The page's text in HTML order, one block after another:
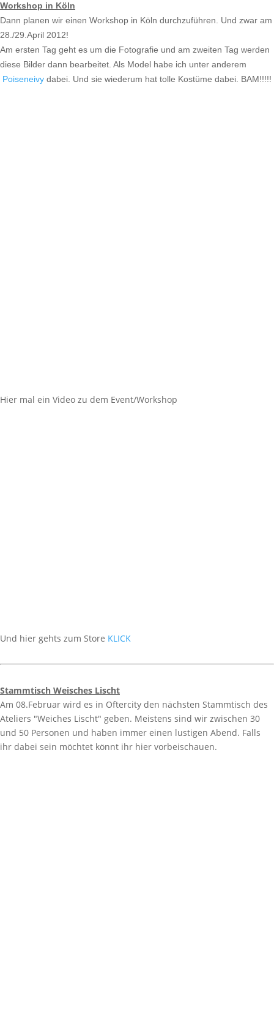
Workshop in Köln
Dann planen wir einen Workshop in Köln durchzuführen. Und zwar am
28./29.April 2012!
Am ersten Tag geht es um die Fotografie und am zweiten Tag werden
diese Bilder dann bearbeitet. Als Model habe ich unter anderem
Poiseneivy dabei. Und sie wiederum hat tolle Kostüme dabei. BAM!!!!!
Hier mal ein Video zu dem Event/Workshop
Und hier gehts zum Store KLICK
Stammtisch Weisches Lischt
Am 08.Februar wird es in Oftercity den nächsten Stammtisch des
Ateliers "Weiches Lischt" geben. Meistens sind wir zwischen 30
und 50 Personen und haben immer einen lustigen Abend. Falls
ihr dabei sein möchtet könnt ihr hier vorbeischauen.